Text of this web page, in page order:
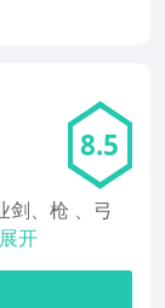
8.5
剑、枪 、弓
展开